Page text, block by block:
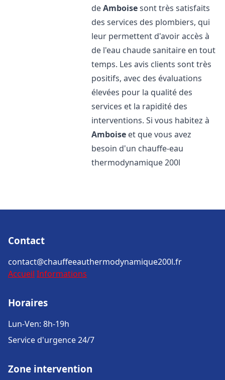
deAmboisesont très satisfaits
des services des plombiers, qui
leur permettent d'avoir accès à
de l'eau chaude sanitaire en tout
temps. Les avis clients sont très
positifs, avec des évaluations
élevées pour la qualité des
services et la rapidité des
interventions. Si vous habitez à
Amboise et que vous avez
besoin d'un chauffe-eau
thermodynamique 200l
Contact
contact@chauffeeauthermodynamique200l.fr
Accueil Informations
Horaires
Lun-Ven: 8h-19h
Service d'urgence 24/7
Zone intervention